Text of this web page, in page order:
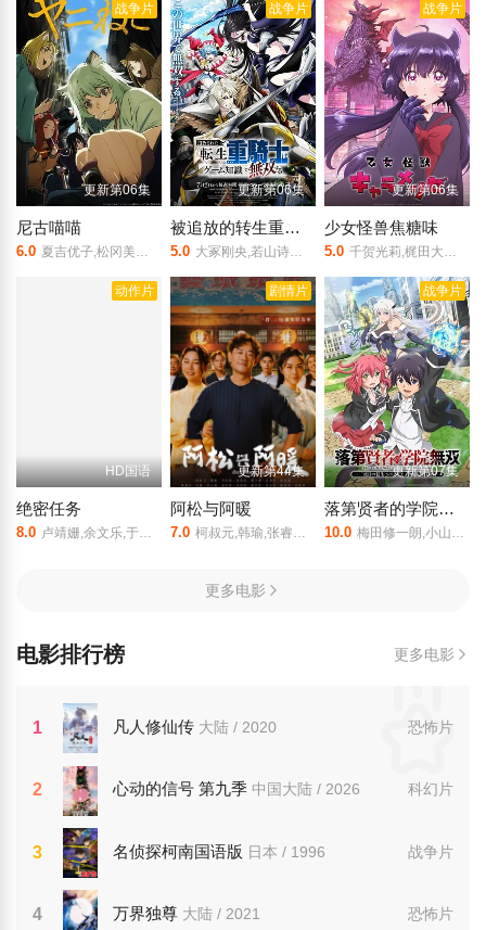
战争片
更新第06集
尼古喵喵
6.0 夏吉优子,松冈美里,船户百合绘,清水彩香,井泽诗织,明智璃子,稻田彻
战争片
更新第06集
被追放的转生重骑士用游戏知识开无双
5.0 大冢刚央,若山诗音,阿部菜摘子
战争片
更新第06集
少女怪兽焦糖味
5.0 千贺光莉,梶田大嗣,关根明良,白石晴香,三石琴乃,小西克幸,松井惠理子
动作片
HD国语
绝密任务
8.0 卢靖姗,余文乐,于文文,蒋璐霞,屈菁菁,张溯哲,朱烁燃,明子煜,褚旭,亮月儿,王飞斐,常丹丹,金丽慧子,潘羞月,朱庭辰,叶彤,凡尼达·宾蒂·伊姆兰,曹操,喻亢,杰布,于晓光,陶慧敏,周惠林,高曙光,王若麟,刘屹宸,基诺,尚馨
剧情片
更新第44集
阿松与阿暖
7.0 柯叔元,韩瑜,张睿家,杨子仪
战争片
更新第07集
落第贤者的学院无双 第二回转生，S等级作弊魔术师冒险记
10.0 梅田修一朗,小山内怜央,白石晴香,加藤英美里,平川大辅,东地宏树,福原绫香
更多电影
电影排行榜 更多电影
1 恐怖片
凡人修仙传 大陆 / 2020
2 科幻片
心动的信号 第九季 中国大陆 / 2026
3 战争片
名侦探柯南国语版 日本 / 1996
4 恐怖片
万界独尊 大陆 / 2021